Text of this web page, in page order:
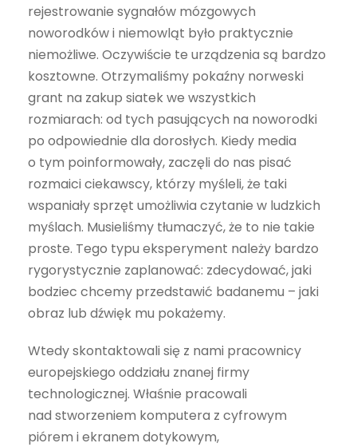
rejestrowanie sygnałów mózgowych
noworodków i niemowląt było praktycznie
niemożliwe. Oczywiście te urządzenia są bardzo
kosztowne. Otrzymaliśmy pokaźny norweski
grant na zakup siatek we wszystkich
rozmiarach: od tych pasujących na noworodki
po odpowiednie dla dorosłych. Kiedy media
o tym poinformowały, zaczęli do nas pisać
rozmaici ciekawscy, którzy myśleli, że taki
wspaniały sprzęt umożliwia czytanie w ludzkich
myślach. Musieliśmy tłumaczyć, że to nie takie
proste. Tego typu eksperyment należy bardzo
rygorystycznie zaplanować: zdecydować, jaki
bodziec chcemy przedstawić badanemu – jaki
obraz lub dźwięk mu pokażemy.
Wtedy skontaktowali się z nami pracownicy
europejskiego oddziału znanej firmy
technologicznej. Właśnie pracowali
nad stworzeniem komputera z cyfrowym
piórem i ekranem dotykowym,